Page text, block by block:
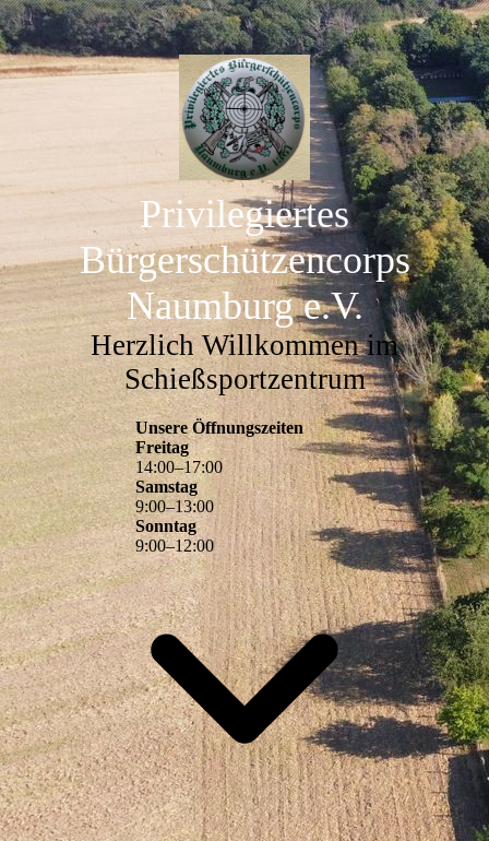
Privilegiertes
Bürgerschützencorps
Naumburg e.V.
Herzlich Willkommen im
Schießsportzentrum
Unsere Öffnungszeiten
Freitag
14:00–17:00
Samstag
9:00–13:00
Sonntag
9:00–12:00